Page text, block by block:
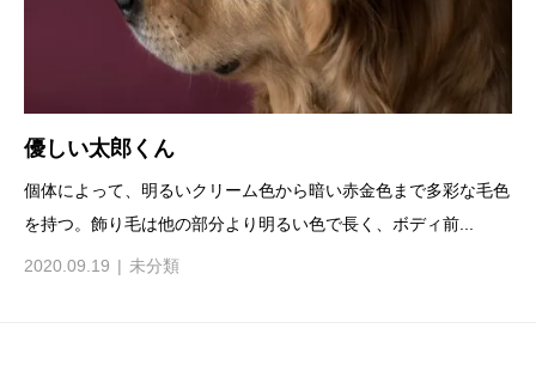
優しい太郎くん
個体によって、明るいクリーム色から暗い赤金色まで多彩な毛色
を持つ。飾り毛は他の部分より明るい色で長く、ボディ前...
2020.09.19 未分類